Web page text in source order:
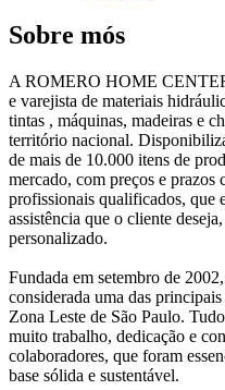
Sobre mós
A ROMERO HOME CENTER
e varejista de materiais
tintas , máquinas, madeiras e
território nacional.
de mais de 10.000 itens de
mercado, com preços e
profissionais qualificados, que
assistência que o cliente
personalizado.
Fundada em setembro de
considerada uma das
Zona Leste de São Paulo.
muito trabalho, dedicação e
colaboradores, que foram
base sólida e sustentável.